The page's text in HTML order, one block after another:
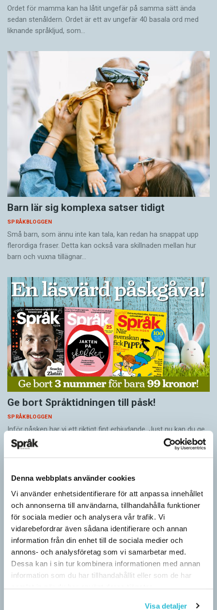
Denna webbplats använder cookies
Vi använder enhetsidentifierare för att anpassa innehållet
och annonserna till användarna, tillhandahålla funktioner
för sociala medier och analysera vår trafik. Vi
vidarebefordrar även sådana identifierare och annan
information från din enhet till de sociala medier och
annons- och analysföretag som vi samarbetar med.
Dessa kan i sin tur kombinera informationen med annan
information som du har tillhandahållit eller som de har
samlat in när du har använt deras tjänster.
Visa detaljer
Ordet för mamma kan ha låtit ungefär på samma sätt ända
sedan stenåldern. Ordet är ett av ungefär 40 basala ord med
liknande språkljud, som…
Barn lär sig komplexa satser tidigt
SPRÅKBLOGGEN
Små barn, som ännu inte kan tala, kan redan ha snappat upp
flerordiga fraser. Detta kan också vara skillnaden mellan hur
barn och vuxna tillägnar…
Ge bort Språktidningen till påsk!
SPRÅKBLOGGEN
Inför påsken har vi ett riktigt fint erbjudande. Just nu kan du ge
bort 3 nummer av Språktidningen för bara 99 kronor! Du kan
också…